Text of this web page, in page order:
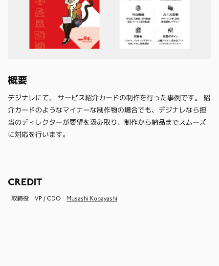
概要
デジナレにて、 サービス紹介カードの制作を行った事例です。 紹
介カードのようなマイナーな制作物の場合でも、デジナレなら担
当のディレクターが要望を汲み取り、制作から納品までスムーズ
に対応を行います。
CREDIT
取締役 VP / CDO Musashi Kobayashi